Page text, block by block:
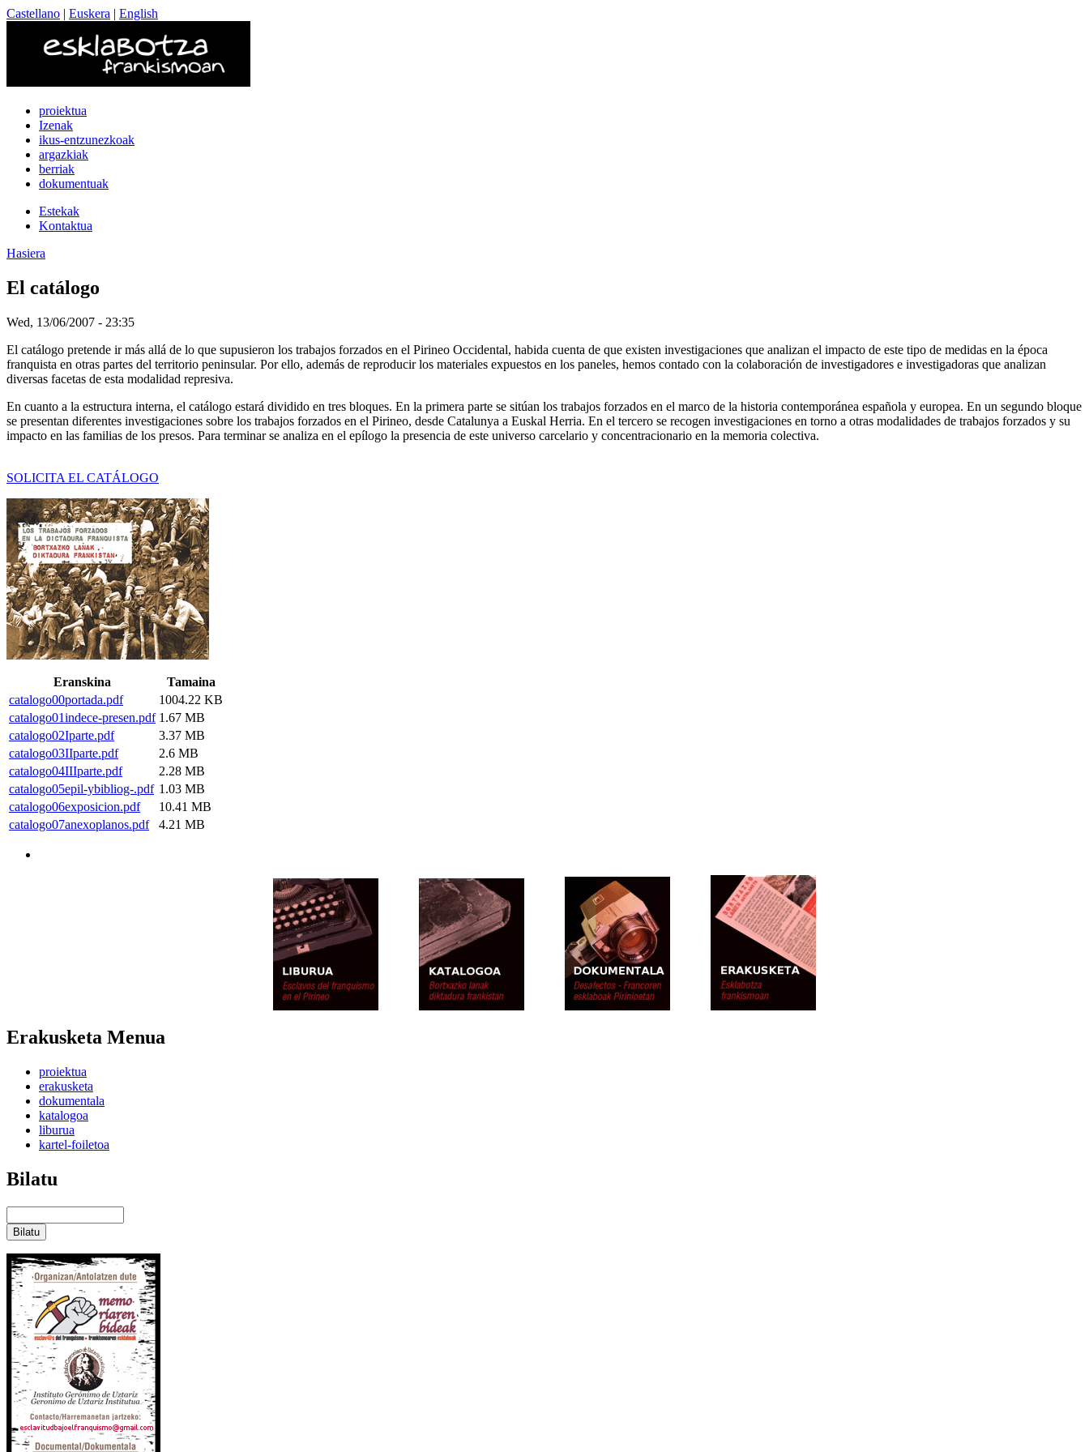
Castellano | Euskera | English
proiektua
Izenak
ikus-entzunezkoak
argazkiak
berriak
dokumentuak
Estekak
Kontaktua
Hasiera
El catálogo
Wed, 13/06/2007 - 23:35
El catálogo pretende ir más allá de lo que supusieron los trabajos forzados en el Pirineo Occidental, habida cuenta de que existen investigaciones que analizan el impacto de este tipo de medidas en la época
franquista en otras partes del territorio peninsular. Por ello, además de reproducir los materiales expuestos en los paneles, hemos contado con la colaboración de investigadores e investigadoras que analizan
diversas facetas de esta modalidad represiva.
En cuanto a la estructura interna, el catálogo estará dividido en tres bloques. En la primera parte se sitúan los trabajos forzados en el marco de la historia contemporánea española y europea. En un segundo bloque
se presentan diferentes investigaciones sobre los trabajos forzados en el Pirineo, desde Catalunya a Euskal Herria. En el tercero se recogen investigaciones en torno a otras modalidades de trabajos forzados y su
impacto en las familias de los presos. Para terminar se analiza en el epílogo la presencia de este universo carcelario y concentracionario en la memoria colectiva.
SOLICITA EL CATÁLOGO
Eranskina
Tamaina
catalogo00portada.pdf
1004.22 KB
catalogo01indece-presen.pdf 1.67 MB
catalogo02Iparte.pdf
3.37 MB
catalogo03IIparte.pdf
2.6 MB
catalogo04IIIparte.pdf
2.28 MB
catalogo05epil-ybibliog-.pdf 1.03 MB
catalogo06exposicion.pdf
10.41 MB
catalogo07anexoplanos.pdf
4.21 MB
Erakusketa Menua
proiektua
erakusketa
dokumentala
katalogoa
liburua
kartel-foiletoa
Bilatu